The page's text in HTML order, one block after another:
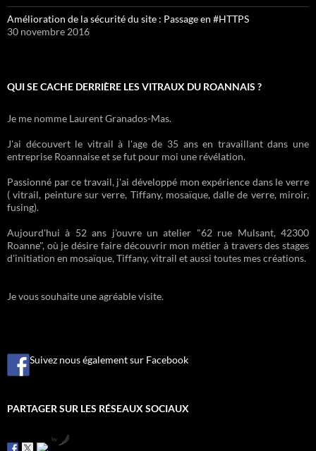
Amélioration de la sécurité du site : Passage en #HTTPS
30 novembre 2016
QUI SE CACHE DERRIÈRE LES VITRAUX DU ROANNAIS ?
Je me nomme Laurent Granados-Mas.
J'ai découvert le vitrail à l'age de 35 ans en travaillant dans une
entreprise Roannaise et se fut pour moi une révélation.
Passionné par ce travail, j'ai développé mon expérience dans le verre
( vitrail, peinture sur verre, Tiffany, mosaïque, dalle de verre, miroir,
fusing).
Aujourd'hui à 52 ans j'ouvre un atelier "62 rue Mulsant, 42300
Roanne", où je désire faire découvrir mon métier à travers des stages
d'initiation en mosaïque, Tiffany, vitrail et aussi toutes mes créations.
Je vous souhaite une agréable visite.
Suivez nous également sur Facebook
PARTAGER SUR LES RÉSEAUX SOCIAUX
by